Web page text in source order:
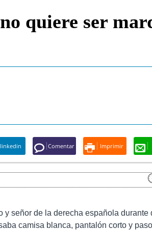
quiere ser
linkedin Comentar Imprimir
señor de la derecha española durante
camisa blanca, pantalón corto y